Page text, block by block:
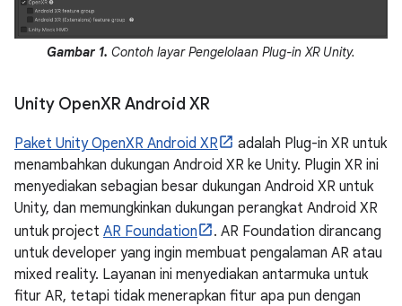
Gambar 1. Contoh layar Pengelolaan Plug-in XR Unity.
Unity OpenXR Android XR
Paket Unity OpenXR Android XR
adalah Plug-in XR untuk
menambahkan dukungan Android XR ke Unity. Plugin XR ini
menyediakan sebagian besar dukungan Android XR untuk
Unity, dan memungkinkan dukungan perangkat Android XR
untuk project AR Foundation
. AR Foundation dirancang
untuk developer yang ingin membuat pengalaman AR atau
mixed reality. Layanan ini menyediakan antarmuka untuk
fitur AR, tetapi tidak menerapkan fitur apa pun dengan